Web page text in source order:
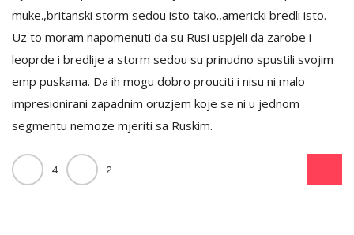
muke.,britanski storm sedou isto tako.,americki bredli isto.
Uz to moram napomenuti da su Rusi uspjeli da zarobe i
leoprde i bredlije a storm sedou su prinudno spustili svojim
emp puskama. Da ih mogu dobro prouciti i nisu ni malo
impresionirani zapadnim oruzjem koje se ni u jednom
segmentu nemoze mjeriti sa Ruskim.
4 2